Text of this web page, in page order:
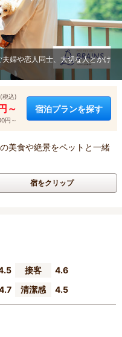
夫婦や恋人同士、大切な人とかけ
税込)
～
円～
宿泊プランを探す
美食や絶景をペットと一緒
宿をクリップ
接客
4.6
清潔感 4.5